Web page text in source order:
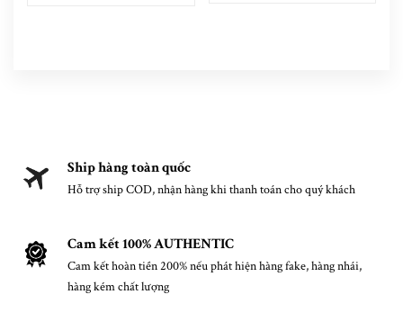
Ship hàng toàn quốc
Hỗ trợ ship COD, nhận hàng khi thanh toán cho quý khách
Cam kết 100% AUTHENTIC
Cam kết hoàn tiền 200% nếu phát hiện hàng fake, hàng nhái,
hàng kém chất lượng